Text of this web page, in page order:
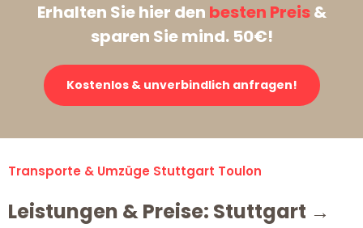
Erhalten Sie hier den besten Preis&
sparen Sie mind. 50€!
Kostenlos & unverbindlich anfragen!
Transporte & Umzüge Stuttgart Toulon
Leistungen & Preise: Stuttgart →